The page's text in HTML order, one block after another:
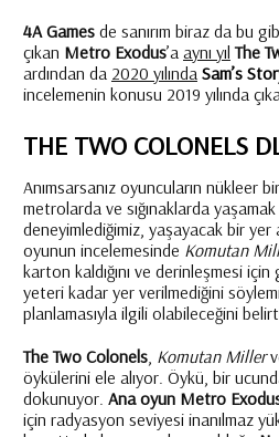
4A Gamesde sanırım biraz da bu
çıkan Metro Exodus’a aynı yıl The
ardından da 2020 yılında Sam’s
incelemenin konusu 2019 yılında
THE TWO COLONELS
Anımsarsanız oyuncuların nükleer
metrolarda ve sığınaklarda
deneyimlediğimiz, yaşayacak bir yer
oyunun incelemesinde Komutan
karton kaldığını ve derinleşmesi
yeteri kadar yer verilmediğini
planlamasıyla ilgili olabileceğini
The Two Colonels, Komutan Miller
öykülerini ele alıyor. Öykü, bir
dokunuyor. Ana oyun Metro
için radyasyon seviyesi inanılmaz